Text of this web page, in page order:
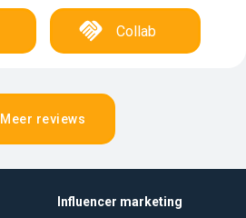
Collab
Meer reviews
Influencer marketing